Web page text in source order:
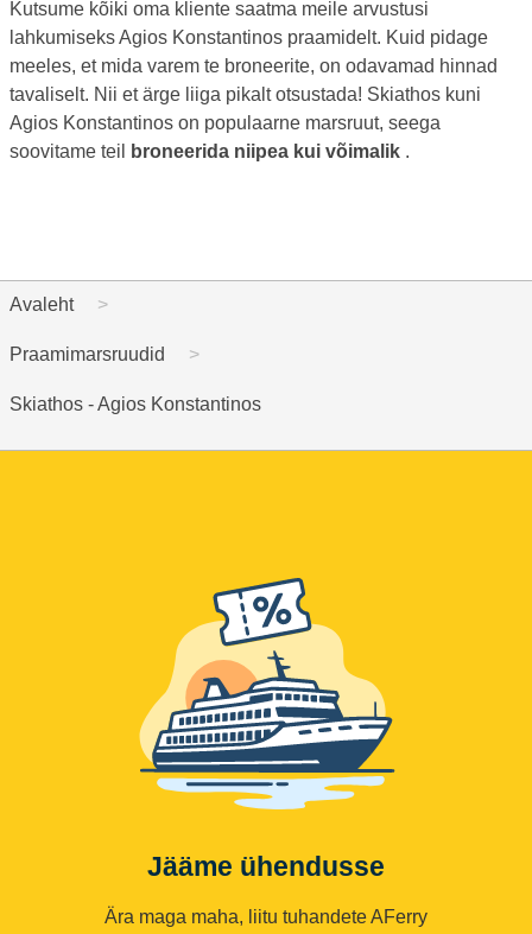
Kutsume kõiki oma kliente saatma meile arvustusi
lahkumiseks Agios Konstantinos praamidelt. Kuid pidage
meeles, et mida varem te broneerite, on odavamad hinnad
tavaliselt. Nii et ärge liiga pikalt otsustada! Skiathos kuni
Agios Konstantinos on populaarne marsruut, seega
soovitame teil
broneerida niipea kui võimalik .
Avaleht
Praamimarsruudid
Skiathos - Agios Konstantinos
Jääme ühendusse
Ära maga maha, liitu tuhandete AFerry